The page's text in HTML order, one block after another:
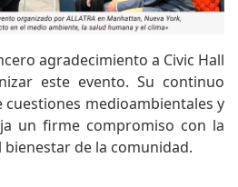
agradecimiento a Civic Hall
este evento. Su continuo
medioambientales y
un firme compromiso con la
de la comunidad.